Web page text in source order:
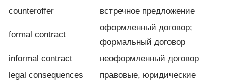
counteroffer
встречное предложение
formal contract
оформленный договор;
формальный договор
informal contract
неоформленный договор
legal consequences
правовые, юридические